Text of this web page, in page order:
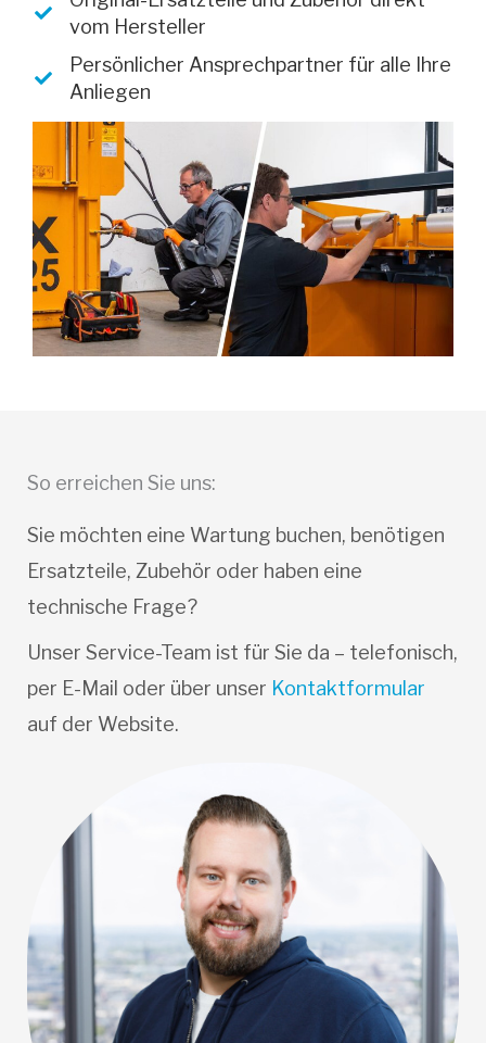
vom Hersteller
Persönlicher Ansprechpartner für alle Ihre
Anliegen
So erreichen Sie uns:
Sie möchten eine Wartung buchen, benötigen
Ersatzteile, Zubehör oder haben eine
technische Frage?
Unser Service-Team ist für Sie da – telefonisch,
per E-Mail oder über unser Kontaktformular
auf der Website.